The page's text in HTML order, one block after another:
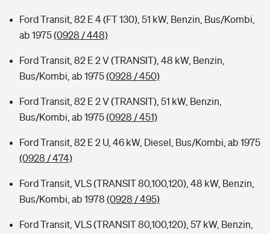
Ford Transit, 82 E 4 (FT 130), 51 kW, Benzin, Bus/Kombi,
ab 1975(0928 / 448)
Ford Transit, 82 E 2 V (TRANSIT), 48 kW, Benzin,
Bus/Kombi, ab 1975(0928 / 450)
Ford Transit, 82 E 2 V (TRANSIT), 51 kW, Benzin,
Bus/Kombi, ab 1975(0928 / 451)
Ford Transit, 82 E 2 U, 46 kW, Diesel, Bus/Kombi, ab 1975
(0928 / 474)
Ford Transit, VLS (TRANSIT 80,100,120), 48 kW, Benzin,
Bus/Kombi, ab 1978 (0928 / 495)
Ford Transit, VLS (TRANSIT 80,100,120), 57 kW, Benzin,